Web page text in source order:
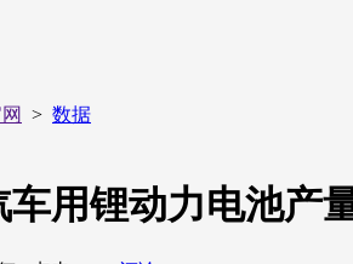
> 数据
用锂动力电池产